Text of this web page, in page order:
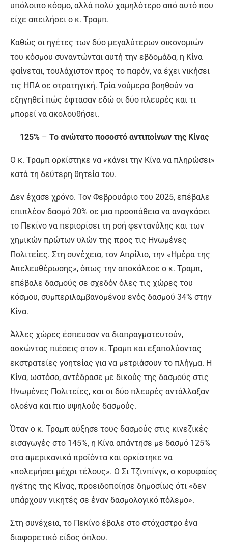
υπόλοιπο κόσμο, αλλά πολύ χαμηλότερο από αυτό που
είχε απειλήσει ο κ. Τραμπ.
Καθώς οι ηγέτες των δύο μεγαλύτερων οικονομιών
του κόσμου συναντώνται αυτή την εβδομάδα, η Κίνα
φαίνεται, τουλάχιστον προς το παρόν, να έχει νικήσει
τις ΗΠΑ σε στρατηγική. Τρία νούμερα βοηθούν να
εξηγηθεί πώς έφτασαν εδώ οι δύο πλευρές και τι
μπορεί να ακολουθήσει.
125%– Το ανώτατο ποσοστό αντιποίνων της Κίνας
Ο κ. Τραμπ ορκίστηκε να «κάνει την Κίνα να πληρώσει»
κατά τη δεύτερη θητεία του.
Δεν έχασε χρόνο. Τον Φεβρουάριο του 2025, επέβαλε
επιπλέον δασμό 20% σε μια προσπάθεια να αναγκάσει
το Πεκίνο να περιορίσει τη ροή φεντανύλης και των
χημικών πρώτων υλών της προς τις Ηνωμένες
Πολιτείες. Στη συνέχεια, τον Απρίλιο, την «Ημέρα της
Απελευθέρωσης», όπως την αποκάλεσε ο κ. Τραμπ,
επέβαλε δασμούς σε σχεδόν όλες τις χώρες του
κόσμου, συμπεριλαμβανομένου ενός δασμού 34% στην
Κίνα.
Άλλες χώρες έσπευσαν να διαπραγματευτούν,
ασκώντας πιέσεις στον κ. Τραμπ και εξαπολύοντας
εκστρατείες γοητείας για να μετριάσουν το πλήγμα. Η
Κίνα, ωστόσο, αντέδρασε με δικούς της δασμούς στις
Ηνωμένες Πολιτείες, και οι δύο πλευρές αντάλλαξαν
ολοένα και πιο υψηλούς δασμούς.
Όταν ο κ. Τραμπ αύξησε τους δασμούς στις κινεζικές
εισαγωγές στο 145%, η Κίνα απάντησε με δασμό 125%
στα αμερικανικά προϊόντα και ορκίστηκε να
«πολεμήσει μέχρι τέλους». Ο Σι Τζινπίνγκ, ο κορυφαίος
ηγέτης της Κίνας, προειδοποίησε δημοσίως ότι «δεν
υπάρχουν νικητές σε έναν δασμολογικό πόλεμο».
Στη συνέχεια, το Πεκίνο έβαλε στο στόχαστρο ένα
διαφορετικό είδος όπλου.